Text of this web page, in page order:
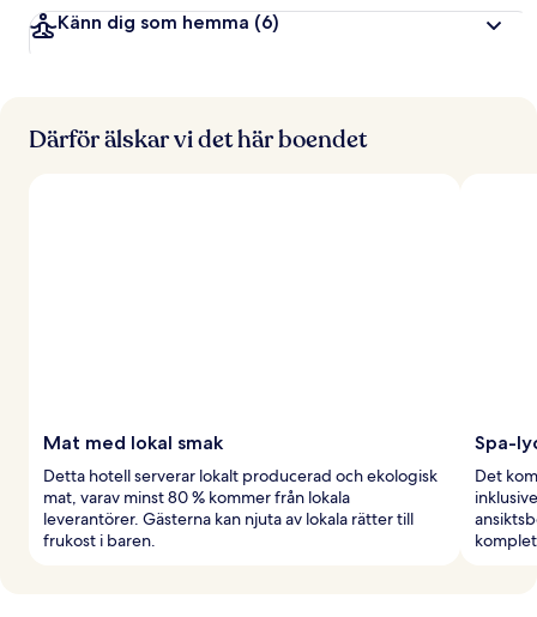
Känn dig som hemma (6)
Därför älskar vi det här boendet
Mat med lokal smak
Detta hotell serverar lokalt producerad och ekologisk
mat, varav minst 80 % kommer från lokala
leverantörer. Gästerna kan njuta av lokala rätter till
frukost i baren.
Spa-
Det